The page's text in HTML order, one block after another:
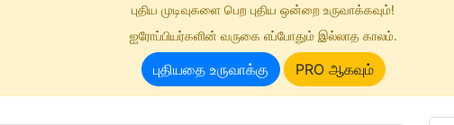
புதிய முடிவுகளை பெற புதிய ஒன்றை உருவாக்கவும்!
ஐரோப்பியர்களின் வருகை எப்போதும் இல்லாத காலம்.
புதியதை உருவாக்கு PRO ஆகவும்